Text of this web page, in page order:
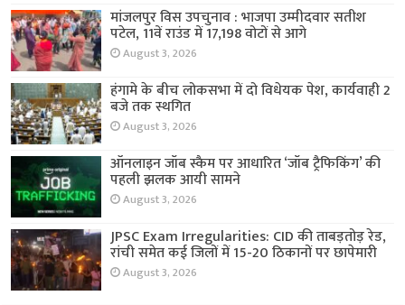
मांजलपुर विस उपचुनाव : भाजपा उम्मीदवार सतीश
पटेल, 11वें राउंड में 17,198 वोटों से आगे
August 3, 2026
हंगामे के बीच लोकसभा में दो विधेयक पेश, कार्यवाही 2
बजे तक स्थगित
August 3, 2026
ऑनलाइन जॉब स्कैम पर आधारित ‘जॉब ट्रैफिकिंग’ की
पहली झलक आयी सामने
August 3, 2026
JPSC Exam Irregularities: CID की ताबड़तोड़ रेड,
रांची समेत कई जिलों में 15-20 ठिकानों पर छापेमारी
August 3, 2026